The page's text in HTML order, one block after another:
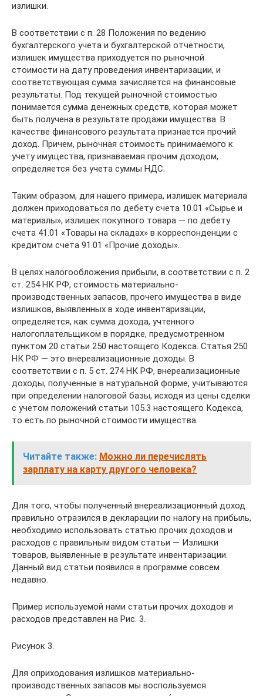
излишки.
В соответствии с п. 28 Положения по ведению
бухгалтерского учета и бухгалтерской отчетности,
излишек имущества приходуется по рыночной
стоимости на дату проведения инвентаризации, и
соответствующая сумма зачисляется на финансовые
результаты. Под текущей рыночной стоимостью
понимается сумма денежных средств, которая может
быть получена в результате продажи имущества. В
качестве финансового результата признается прочий
доход. Причем, рыночная стоимость принимаемого к
учету имущества, признаваемая прочим доходом,
определяется без учета суммы НДС.
Таким образом, для нашего примера, излишек материала
должен приходоваться по дебету счета 10.01 «Сырье и
материалы», излишек покупного товара — по дебету
счета 41.01 «Товары на складах» в корреспонденции с
кредитом счета 91.01 «Прочие доходы».
В целях налогообложения прибыли, в соответствии с п. 2
ст. 254 НК РФ, стоимость материально-
производственных запасов, прочего имущества в виде
излишков, выявленных в ходе инвентаризации,
определяется, как сумма дохода, учтенного
налогоплательщиком в порядке, предусмотренном
пунктом 20 статьи 250 настоящего Кодекса. Статья 250
НК РФ — это внереализационные доходы. В
соответствии с п. 5 ст. 274 НК РФ, внереализационные
доходы, полученные в натуральной форме, учитываются
при определении налоговой базы, исходя из цены сделки
с учетом положений статьи 105.3 настоящего Кодекса,
то есть по рыночной стоимости имущества.
Читайте также: Можно ли перечислять
зарплату на карту другого человека?
Для того, чтобы полученный внереализационный доход
правильно отразился в декларации по налогу на прибыль,
необходимо использовать статью прочих доходов и
расходов с правильным видом статьи — Излишки
товаров, выявленные в результате инвентаризации.
Данный вид статьи появился в программе совсем
недавно.
Пример используемой нами статьи прочих доходов и
расходов представлен на Рис. 3.
Рисунок 3.
Для оприходования излишков материально-
производственных запасов мы воспользуемся